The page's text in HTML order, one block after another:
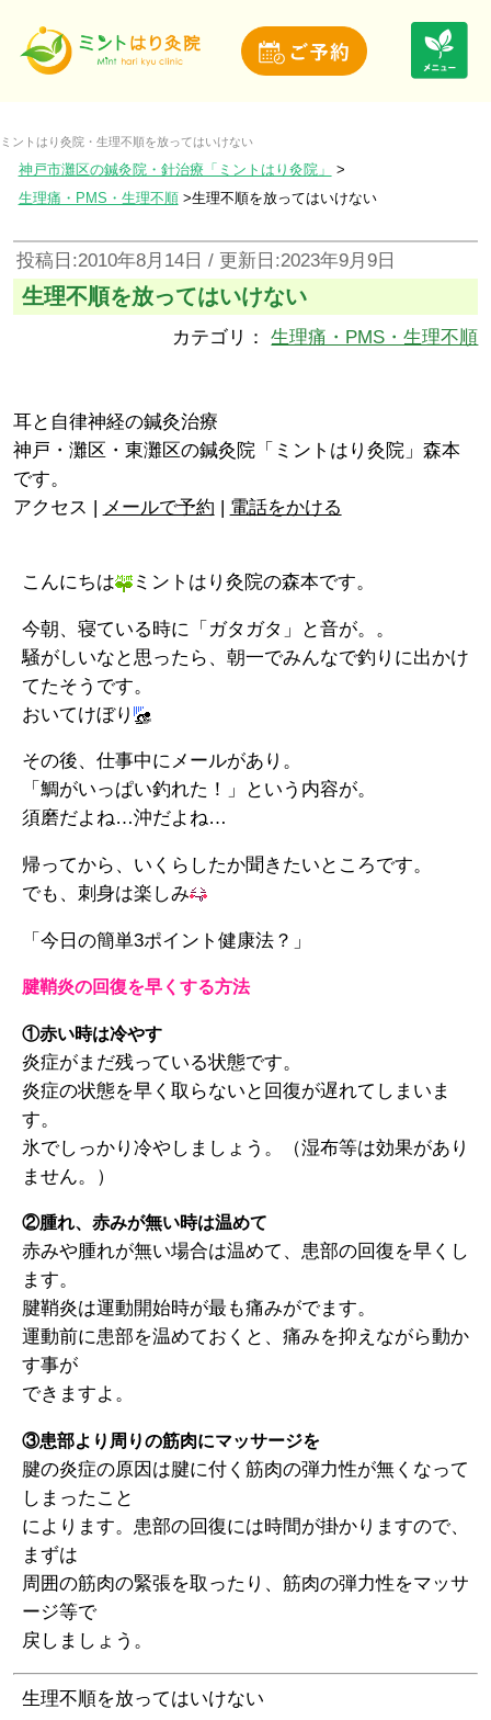
ミントはり灸院・生理不順を放ってはいけない
神戸市灘区の鍼灸院・針治療「ミントはり灸院」
生理痛・PMS・生理不順
生理不順を放ってはいけない
投稿日:2010年8月14日 / 更新日:2023年9月9日
生理不順を放ってはいけない
カテゴリ：生理痛・PMS・生理不順
耳と自律神経の鍼灸治療
神戸・灘区・東灘区の鍼灸院「ミントはり灸院」森本
です。
アクセス | メールで予約 | 電話をかける
こんにちは ミントはり灸院の森本です。
今朝、寝ている時に「ガタガタ」と音が。。
騒がしいなと思ったら、朝一でみんなで釣りに出かけ
てたそうです。
おいてけぼり
その後、仕事中にメールがあり。
「鯛がいっぱい釣れた！」という内容が。
須磨だよね…沖だよね…
帰ってから、いくらしたか聞きたいところです。
でも、刺身は楽しみ
「今日の簡単3ポイント健康法？」
腱鞘炎の回復を早くする方法
①赤い時は冷やす
炎症がまだ残っている状態です。
炎症の状態を早く取らないと回復が遅れてしまいま
す。
氷でしっかり冷やしましょう。（湿布等は効果があり
ません。）
②腫れ、赤みが無い時は温めて
赤みや腫れが無い場合は温めて、患部の回復を早くし
ます。
腱鞘炎は運動開始時が最も痛みがでます。
運動前に患部を温めておくと、痛みを抑えながら動か
す事が
できますよ。
③患部より周りの筋肉にマッサージを
腱の炎症の原因は腱に付く筋肉の弾力性が無くなって
しまったこと
によります。患部の回復には時間が掛かりますので、
まずは
周囲の筋肉の緊張を取ったり、筋肉の弾力性をマッサ
ージ等で
戻しましょう。
生理不順を放ってはいけない